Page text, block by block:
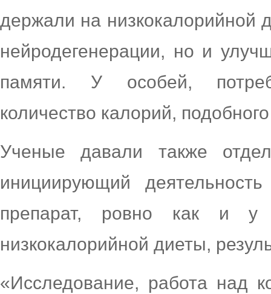
держали на низкокалорийной
нейродегенерации, но и
памяти. У особей,
количество калорий,
Ученые давали также
инициирующий
препарат, ровно как и у
низкокалорийной диеты,
«Исследование, работа над